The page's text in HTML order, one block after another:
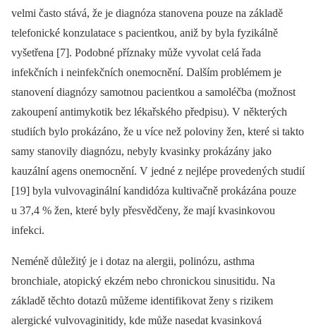
velmi často stává, že je diagnóza stanovena pouze na základě
telefonické konzulatace s pacientkou, aniž by byla fyzikálně
vyšetřena [7]. Podobné příznaky může vyvolat celá řada
infekčních i neinfekčních onemocnění. Dalším problémem je
stanovení diagnózy samotnou pacientkou a samoléčba (možnost
zakoupení antimykotik bez lékařského předpisu). V některých
studiích bylo prokázáno, že u více než poloviny žen, které si takto
samy stanovily diagnózu, nebyly kvasinky prokázány jako
kauzální agens onemocnění. V jedné z nejlépe provedených studií
[19] byla vulvovaginální kandidóza kultivačně prokázána pouze
u 37,4 % žen, které byly přesvědčeny, že mají kvasinkovou
infekci.
Neméně důležitý je i dotaz na alergii, polinózu, asthma
bronchiale, atopický ekzém nebo chronickou sinusitidu. Na
základě těchto dotazů můžeme identifikovat ženy s rizikem
alergické vulvovaginitidy, kde může nasedat kvasinková